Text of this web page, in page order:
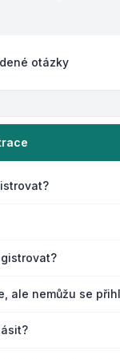
otázky
ale nemůžu se